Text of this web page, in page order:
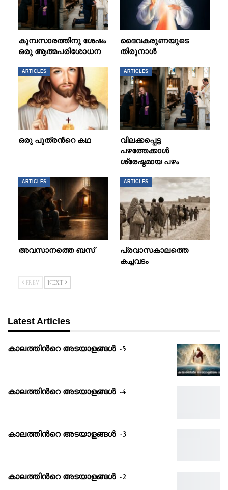
കുമ്പസാരത്തിനു ശേഷം
ഒരു ആത്മപരിശോധന
ദൈവകരുണയുടെ
തിരുനാൾ
ARTICLES
ഒരു പുത്രൻറെ കഥ
ARTICLES
വിലക്കപ്പെട്ട
പഴത്തേക്കാൾ
ശ്രേഷ്ഠമായ പഴം
ARTICLES
അവസാനത്തെ ബസ്
ARTICLES
പ്രവാസകാലത്തെ
കച്ചവടം
PREV NEXT
Latest Articles
കാലത്തിൻറെ അടയാളങ്ങൾ -5
കാലത്തിൻറെ അടയാളങ്ങൾ -4
കാലത്തിൻറെ അടയാളങ്ങൾ -3
കാലത്തിൻറെ അടയാളങ്ങൾ -2